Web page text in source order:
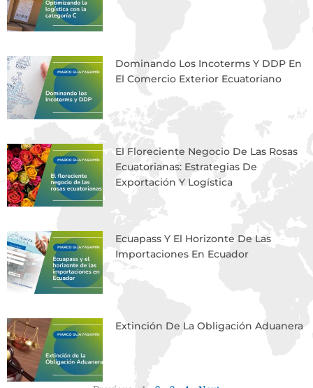
Dominando Los Incoterms Y DDP En
El Comercio Exterior Ecuatoriano
El Floreciente Negocio De Las Rosas
Ecuatorianas: Estrategias De
Exportación Y Logística
Ecuapass Y El Horizonte De Las
Importaciones En Ecuador
Extinción De La Obligación Aduanera